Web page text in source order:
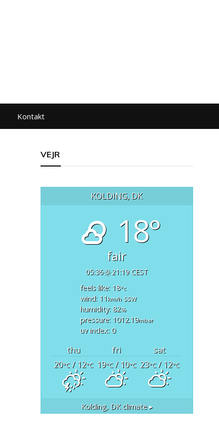
Kontakt
VEJR
KOLDING, DK
18°
fair
05:36
21:19 CEST
feels like: 18°c
wind: 11 km/hssw
humidity: 82%
pressure: 1012.19mbar
uv index: 0
thu fri
sat
20°C/ 12°C 19°C/ 10°C 23°C/ 12°C
Kolding, DKclimate ▸